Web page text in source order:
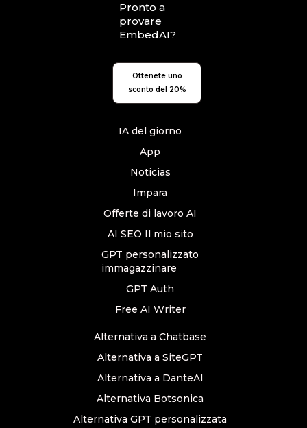
Pronto a
provare
EmbedAI?
Ottenete uno
sconto del 20%
IA del giorno
App
Noticias
Impara
Offerte di lavoro AI
AI SEO Il mio sito
GPT personalizzato
immagazzinare
GPT Auth
Free AI Writer
Alternativa a Chatbase
Alternativa a SiteGPT
Alternativa a DanteAI
Alternativa Botsonica
Alternativa GPT personalizzata